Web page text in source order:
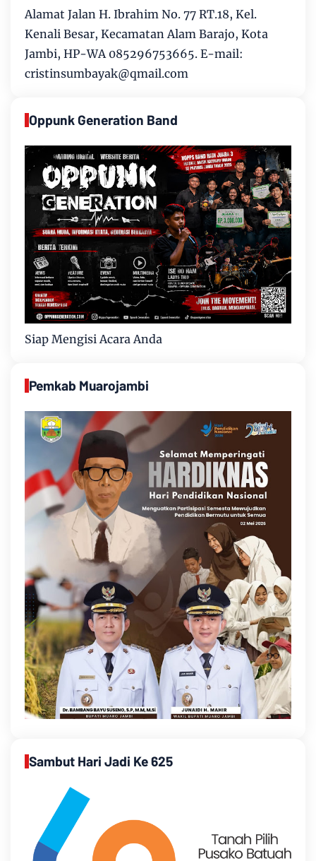
Alamat Jalan H. Ibrahim No. 77 RT.18, Kel.
Kenali Besar, Kecamatan Alam Barajo, Kota
Jambi, HP-WA 085296753665. E-mail:
cristinsumbayak@qmail.com
Oppunk Generation Band
Siap Mengisi Acara Anda
Pemkab Muarojambi
Sambut Hari Jadi Ke 625